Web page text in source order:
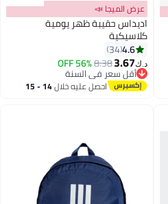
2
عرض الميجا 📣
اديداس حقيبة ظهر يومية
كلاسيكية
4.6
34
د.ك‏3.67
8.38
56% OFF
أقل سعر في السنة
أقل سعر في السنة
احصل عليه خلال 14 - 15